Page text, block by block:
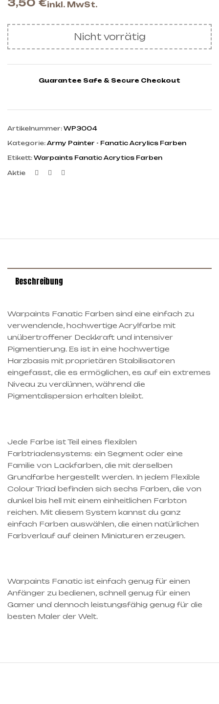
3,50 €inkl. MwSt.
Nicht vorrätig
Guarantee Safe & Secure Checkout
Artikelnummer: WP3004
Kategorie: Army Painter - Fanatic Acrylics Farben
Etikett: Warpaints Fanatic Acrytics Farben
Aktie Facebook
Twitter
Beschreibung
Warpaints Fanatic Farben sind eine einfach zu
verwendende, hochwertige Acrylfarbe mit
unübertroffener Deckkraft und intensiver
Pigmentierung. Es ist in eine hochwertige
Harzbasis mit proprietären Stabilisatoren
eingefasst, die es ermöglichen, es auf ein extremes
Niveau zu verdünnen, während die
Pigmentdispersion erhalten bleibt.
Jede Farbe ist Teil eines flexiblen
Farbtriadensystems: ein Segment oder eine
Familie von Lackfarben, die mit derselben
Grundfarbe hergestellt werden. In jedem Flexible
Colour Triad befinden sich sechs Farben, die von
dunkel bis hell mit einem einheitlichen Farbton
reichen. Mit diesem System kannst du ganz
einfach Farben auswählen, die einen natürlichen
Farbverlauf auf deinen Miniaturen erzeugen.
Warpaints Fanatic ist einfach genug für einen
Anfänger zu bedienen, schnell genug für einen
Gamer und dennoch leistungsfähig genug für die
besten Maler der Welt.